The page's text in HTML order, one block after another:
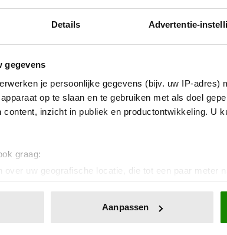
Details Advertentie-
gegevens
je persoonlijke gegevens (bijv. uw IP-adres)
op te slaan en te gebruiken met als doel
content, inzicht in publiek en productontwikkeling. U
graag:
over uw geografische locatie, die tot een paar meter
door het actief te scannen op specifieke
of intrekken in de Cookieverklaring.
Aanpassen